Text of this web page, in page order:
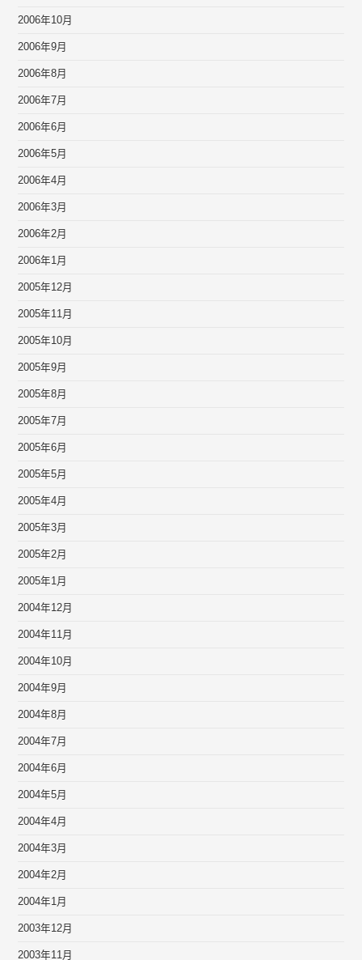
2006年10月
2006年9月
2006年8月
2006年7月
2006年6月
2006年5月
2006年4月
2006年3月
2006年2月
2006年1月
2005年12月
2005年11月
2005年10月
2005年9月
2005年8月
2005年7月
2005年6月
2005年5月
2005年4月
2005年3月
2005年2月
2005年1月
2004年12月
2004年11月
2004年10月
2004年9月
2004年8月
2004年7月
2004年6月
2004年5月
2004年4月
2004年3月
2004年2月
2004年1月
2003年12月
2003年11月